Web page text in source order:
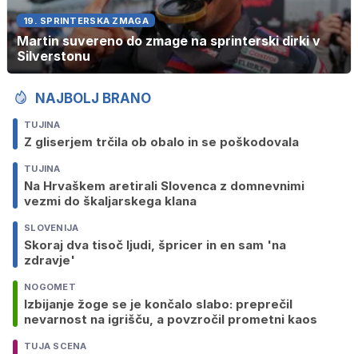
19. SPRINTERSKA ZMAGA
Martin suvereno do zmage na sprinterski dirki v
Silverstonu
NAJBOLJ BRANO
TUJINA
Z gliserjem trčila ob obalo in se poškodovala
TUJINA
Na Hrvaškem aretirali Slovenca z domnevnimi
vezmi do škaljarskega klana
SLOVENIJA
Skoraj dva tisoč ljudi, špricer in en sam 'na
zdravje'
NOGOMET
Izbijanje žoge se je končalo slabo: preprečil
nevarnost na igrišču, a povzročil prometni kaos
TUJA SCENA